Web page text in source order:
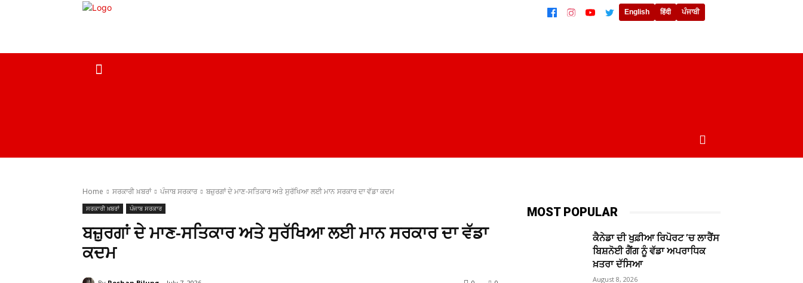
English हिंदी ਪੰਜਾਬੀ
Home ਸਰਕਾਰੀ ਖ਼ਬਰਾਂ ਪੰਜਾਬ ਸਰਕਾਰ ਬਜ਼ੁਰਗਾਂ ਦੇ ਮਾਣ-ਸਤਿਕਾਰ ਅਤੇ ਸੁਰੱਖਿਆ ਲਈ ਮਾਨ ਸਰਕਾਰ ਦਾ ਵੱਡਾ ਕਦਮ
ਸਰਕਾਰੀ ਖ਼ਬਰਾਂ ਪੰਜਾਬ ਸਰਕਾਰ
ਬਜ਼ੁਰਗਾਂ ਦੇ ਮਾਣ-ਸਤਿਕਾਰ ਅਤੇ ਸੁਰੱਖਿਆ ਲਈ ਮਾਨ ਸਰਕਾਰ ਦਾ ਵੱਡਾ
ਕਦਮ
MOST POPULAR
ਕੈਨੇਡਾ ਦੀ ਖੁਫ਼ੀਆ ਰਿਪੋਰਟ ’ਚ ਲਾਰੈਂਸ
ਬਿਸ਼ਨੋਈ ਗੈਂਗ ਨੂੰ ਵੱਡਾ ਅਪਰਾਧਿਕ
ਖ਼ਤਰਾ ਦੱਸਿਆ
August 8, 2026